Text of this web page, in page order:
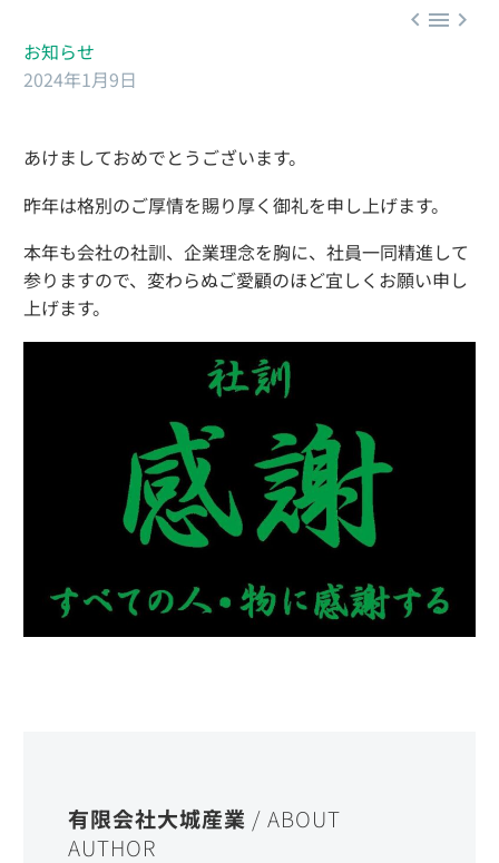
  
お知らせ
2024年1月9日
あけましておめでとうございます。
昨年は格別のご厚情を賜り厚く御礼を申し上げます。
本年も会社の社訓、企業理念を胸に、社員一同精進して
参りますので、変わらぬご愛顧のほど宜しくお願い申し
上げます。
有限会社大城産業 / ABOUT
AUTHOR